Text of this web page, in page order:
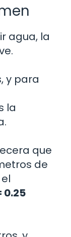
agua, la
y para
la
que
de
0.25